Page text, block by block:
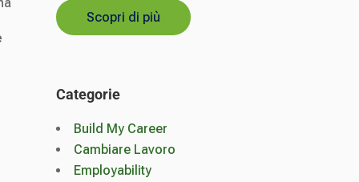
Scopri di più
Categorie
Build My Career
Cambiare Lavoro
Employability